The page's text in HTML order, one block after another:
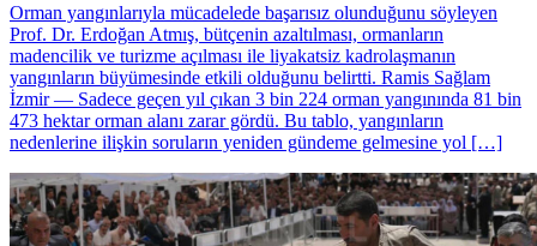
Orman yangınlarıyla mücadelede başarısız olunduğunu söyleyen
Prof. Dr. Erdoğan Atmış, bütçenin azaltılması, ormanların
madencilik ve turizme açılması ile liyakatsiz kadrolaşmanın
yangınların büyümesinde etkili olduğunu belirtti. Ramis Sağlam
İzmir — Sadece geçen yıl çıkan 3 bin 224 orman yangınında 81 bin
473 hektar orman alanı zarar gördü. Bu tablo, yangınların
nedenlerine ilişkin soruların yeniden gündeme gelmesine yol […]